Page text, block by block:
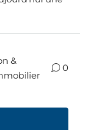
&
0